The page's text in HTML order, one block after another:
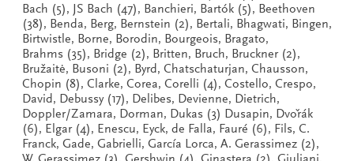
Bach (5), JS Bach (47), Banchieri, Bartók (5), Beethoven
(38), Benda, Berg, Bernstein (2), Bertali, Bhagwati, Bingen,
Birtwistle, Borne, Borodin, Bourgeois, Bragato,
Brahms (35), Bridge (2), Britten, Bruch, Bruckner (2),
Bružaitė, Busoni (2), Byrd, Chatschaturjan, Chausson,
Chopin (8), Clarke, Corea, Corelli (4), Costello, Crespo,
David, Debussy (17), Delibes, Devienne, Dietrich,
Doppler/Zamara, Dorman, Dukas (3) Dusapin, Dvořák
(6), Elgar (4), Enescu, Eyck, de Falla, Fauré (6), Fils, C.
Franck, Gade, Gabrielli, García Lorca, A. Gerassimez (2),